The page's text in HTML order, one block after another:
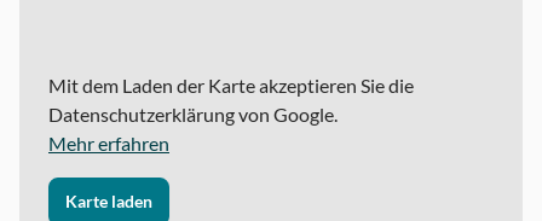
Mit dem Laden der Karte akzeptieren Sie die
Datenschutzerklärung von Google.
Mehr erfahren
Karte laden